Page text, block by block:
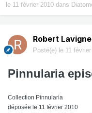
le 11 février 2010 dans
Robert Lavigne
Posté(e) le 11
Pinnularia
Collection Pinnularia
déposée le 11 février 2010